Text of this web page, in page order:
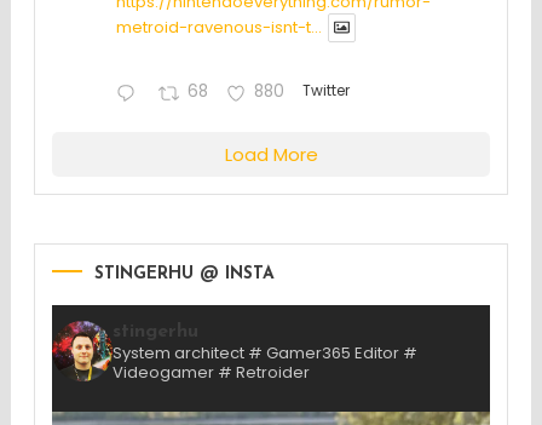
metroid-ravenous-isnt-t...
68 880 Twitter
Load More
STINGERHU @ INSTA
System architect # Gamer365 Editor #
Videogamer # Retroider